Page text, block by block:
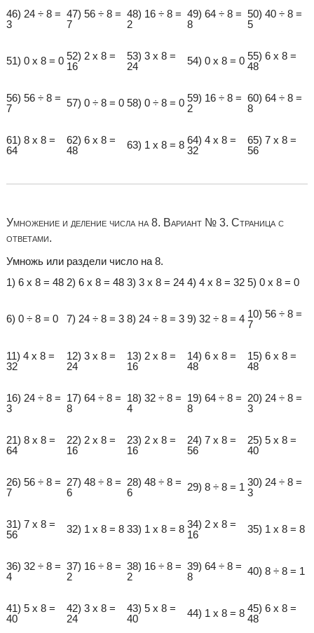
46) 24 ÷ 8 =
3
47) 56 ÷ 8 =
7
48) 16 ÷ 8 =
2
49) 64 ÷ 8 =
8
50) 40 ÷ 8 =
5
51) 0 x 8 = 0 52) 2 x 8 =
16
53) 3 x 8 =
24
54) 0 x 8 = 0 55) 6 x 8 =
48
56) 56 ÷ 8 =
7
57) 0 ÷ 8 = 0 58) 0 ÷ 8 = 0 59) 16 ÷ 8 =
2
60) 64 ÷ 8 =
8
61) 8 x 8 =
64
62) 6 x 8 =
48
63) 1 x 8 = 8 64) 4 x 8 =
32
65) 7 x 8 =
56
Умножение и деление числа на 8. Вариант № 3. Страница с
ответами.
Умножь или раздели число на 8.
1) 6 x 8 = 48 2) 6 x 8 = 48 3) 3 x 8 = 24 4) 4 x 8 = 32 5) 0 x 8 = 0
6) 0 ÷ 8 = 0 7) 24 ÷ 8 = 3 8) 24 ÷ 8 = 3 9) 32 ÷ 8 = 4 10) 56 ÷ 8 =
7
11) 4 x 8 =
32
12) 3 x 8 =
24
13) 2 x 8 =
16
14) 6 x 8 =
48
15) 6 x 8 =
48
16) 24 ÷ 8 =
3
17) 64 ÷ 8 =
8
18) 32 ÷ 8 =
4
19) 64 ÷ 8 =
8
20) 24 ÷ 8 =
3
21) 8 x 8 =
64
22) 2 x 8 =
16
23) 2 x 8 =
16
24) 7 x 8 =
56
25) 5 x 8 =
40
26) 56 ÷ 8 =
7
27) 48 ÷ 8 =
6
28) 48 ÷ 8 =
6
29) 8 ÷ 8 = 1 30) 24 ÷ 8 =
3
31) 7 x 8 =
56
32) 1 x 8 = 8 33) 1 x 8 = 8 34) 2 x 8 =
16
35) 1 x 8 = 8
36) 32 ÷ 8 =
4
37) 16 ÷ 8 =
2
38) 16 ÷ 8 =
2
39) 64 ÷ 8 =
8
40) 8 ÷ 8 = 1
41) 5 x 8 =
40
42) 3 x 8 =
24
43) 5 x 8 =
40
44) 1 x 8 = 8 45) 6 x 8 =
48